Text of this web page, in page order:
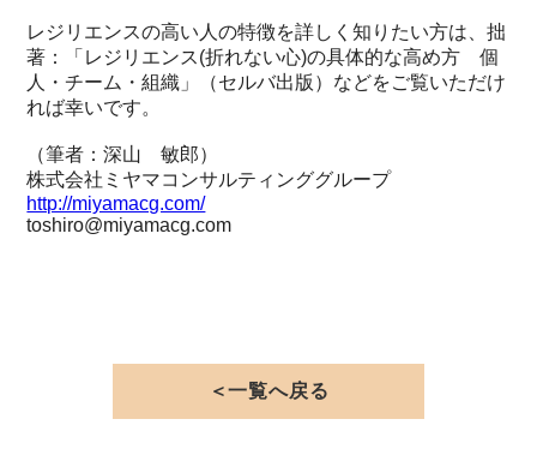
レジリエンスの高い人の特徴を詳しく知りたい方は、拙
著：「レジリエンス(折れない心)の具体的な高め方 個
人・チーム・組織」（セルバ出版）などをご覧いただけ
れば幸いです。
（筆者：深山 敏郎）
株式会社ミヤマコンサルティンググループ
http://miyamacg.com/
toshiro@miyamacg.com
＜一覧へ戻る